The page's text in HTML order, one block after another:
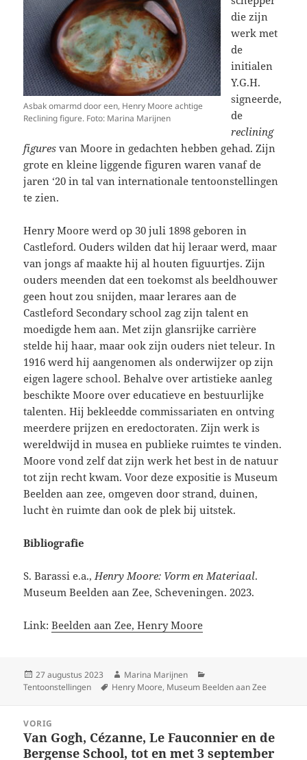
Asbak omarmd door een, Henry Moore achtige
Reclining figure. Foto: Marina Marijnen
die zijn
werk met
de
initialen
Y.G.H.
signeerde,
de
reclining
figures van Moore in gedachten hebben gehad. Zijn
grote en kleine liggende figuren waren vanaf de
jaren ‘20 in tal van internationale tentoonstellingen
te zien.
Henry Moore werd op 30 juli 1898 geboren in
Castleford. Ouders wilden dat hij leraar werd, maar
van jongs af maakte hij al houten figuurtjes. Zijn
ouders meenden dat een toekomst als beeldhouwer
geen hout zou snijden, maar lerares aan de
Castleford Secondary school zag zijn talent en
moedigde hem aan. Met zijn glansrijke carrière
stelde hij haar, maar ook zijn ouders niet teleur. In
1916 werd hij aangenomen als onderwijzer op zijn
eigen lagere school. Behalve over artistieke aanleg
beschikte Moore over educatieve en bestuurlijke
talenten. Hij bekleedde commissariaten en ontving
meerdere prijzen en eredoctoraten. Zijn werk is
wereldwijd in musea en publieke ruimtes te vinden.
Moore vond zelf dat zijn werk het best in de natuur
tot zijn recht kwam. Voor deze expositie is Museum
Beelden aan zee, omgeven door strand, duinen,
lucht èn ruimte dan ook de plek bij uitstek.
Bibliografie
S. Barassi e.a.,Henry Moore: Vorm en Materiaal.
Museum Beelden aan Zee, Scheveningen. 2023.
Link:Beelden aan Zee, Henry Moore
Geplaatst
op
27 augustus 2023 Auteur
Marina Marijnen
Tentoonstellingen
Tags
Henry Moore, Museum Beelden aan Zee
navigatie
VORIG
Vorig
bericht:
Van Gogh, Cézanne, Le Fauconnier en de
Bergense School, tot en met 3 september